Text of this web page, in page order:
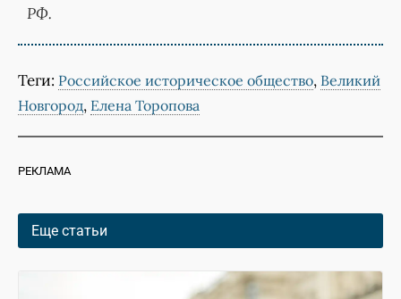
РФ.
Теги: Российское историческое общество, Великий
Новгород, Елена Торопова
РЕКЛАМА
Еще статьи